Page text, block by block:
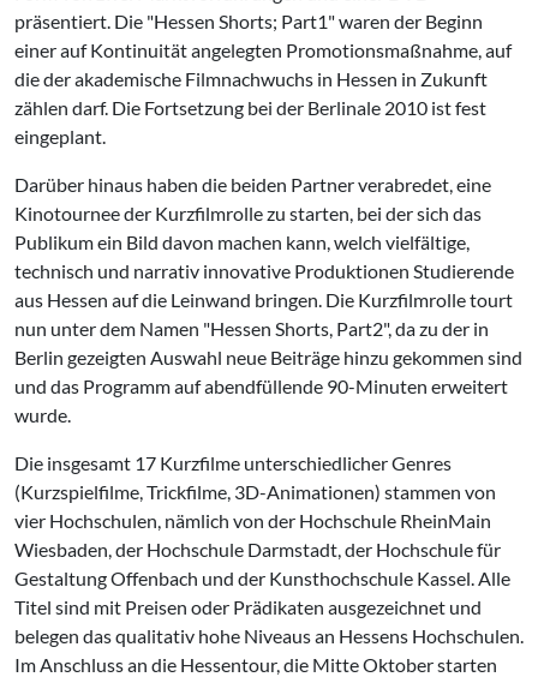
präsentiert. Die "Hessen Shorts; Part1" waren der Beginn
einer auf Kontinuität angelegten Promotionsmaßnahme, auf
die der akademische Filmnachwuchs in Hessen in Zukunft
zählen darf. Die Fortsetzung bei der Berlinale 2010 ist fest
eingeplant.
Darüber hinaus haben die beiden Partner verabredet, eine
Kinotournee der Kurzfilmrolle zu starten, bei der sich das
Publikum ein Bild davon machen kann, welch vielfältige,
technisch und narrativ innovative Produktionen Studierende
aus Hessen auf die Leinwand bringen. Die Kurzfilmrolle tourt
nun unter dem Namen "Hessen Shorts, Part2", da zu der in
Berlin gezeigten Auswahl neue Beiträge hinzu gekommen sind
und das Programm auf abendfüllende 90-Minuten erweitert
wurde.
Die insgesamt 17 Kurzfilme unterschiedlicher Genres
(Kurzspielfilme, Trickfilme, 3D-Animationen) stammen von
vier Hochschulen, nämlich von der Hochschule RheinMain
Wiesbaden, der Hochschule Darmstadt, der Hochschule für
Gestaltung Offenbach und der Kunsthochschule Kassel. Alle
Titel sind mit Preisen oder Prädikaten ausgezeichnet und
belegen das qualitativ hohe Niveaus an Hessens Hochschulen.
Im Anschluss an die Hessentour, die Mitte Oktober starten